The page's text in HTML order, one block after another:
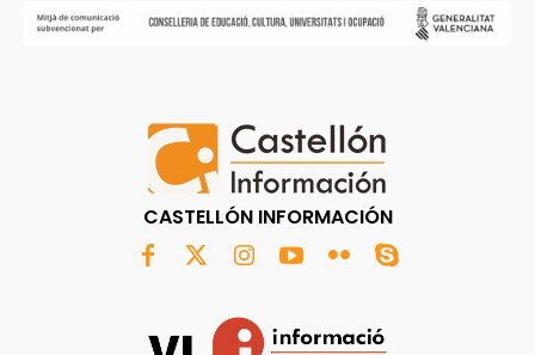
CASTELLÓN INFORMACIÓN